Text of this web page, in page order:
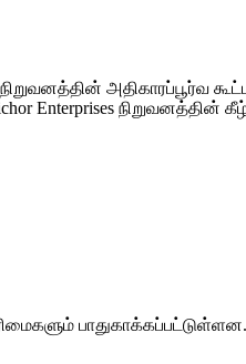
நிறுவனத்தின்
Enterprises நிறுவனத்தின்
பாதுகாக்கப்பட்டுள்ளன.